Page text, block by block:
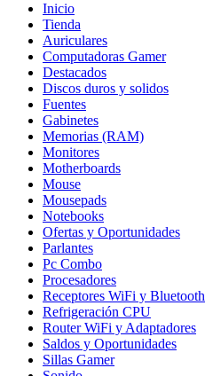
Inicio
Tienda
Auriculares
Computadoras Gamer
Destacados
Discos duros y solidos
Fuentes
Gabinetes
Memorias (RAM)
Monitores
Motherboards
Mouse
Mousepads
Notebooks
Ofertas y Oportunidades
Parlantes
Pc Combo
Procesadores
Receptores WiFi y Bluetooth
Refrigeración CPU
Router WiFi y Adaptadores
Saldos y Oportunidades
Sillas Gamer